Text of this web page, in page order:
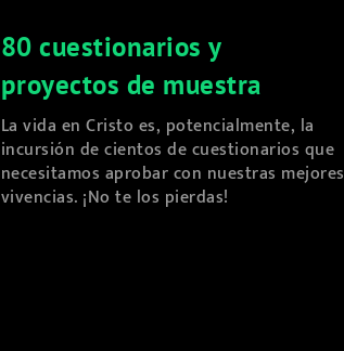
80 cuestionarios y
proyectos de muestra
La vida en Cristo es, potencialmente, la
incursión de cientos de cuestionarios que
necesitamos aprobar con nuestras mejores
vivencias. ¡No te los pierdas!